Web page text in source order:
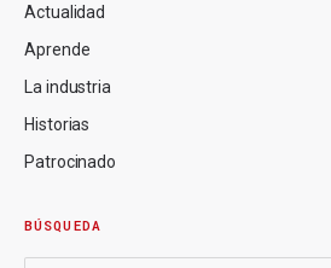
Actualidad
Aprende
La industria
Historias
Patrocinado
BÚSQUEDA